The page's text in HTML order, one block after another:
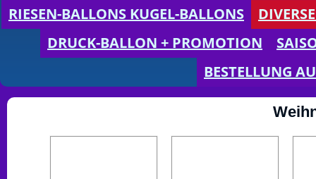
RIESEN-BALLONS KUGEL-BALLONS
DRUCK-BALLON + PROMOTION
BESTELLUNG